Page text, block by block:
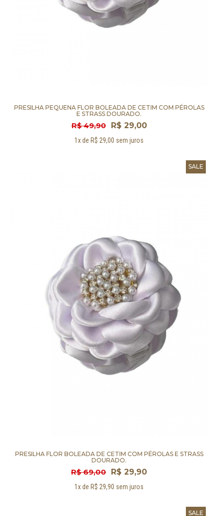
PRESILHA PEQUENA FLOR BOLEADA DE CETIM COM PÉROLAS
E STRASS DOURADO.
R$ 49,90 R$ 29,00
1x de R$ 29,00 sem juros
SALE
PRESILHA FLOR BOLEADA DE CETIM COM PÉROLAS E STRASS
DOURADO.
R$ 69,00 R$ 29,90
1x de R$ 29,90 sem juros
SALE